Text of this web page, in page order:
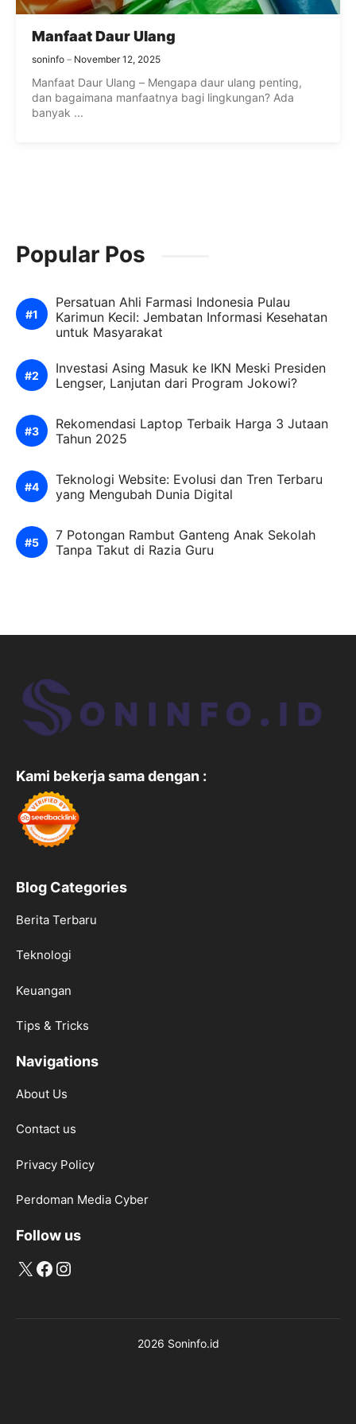
Manfaat Daur Ulang
soninfo November 12, 2025
Manfaat Daur Ulang – Mengapa daur ulang penting,
dan bagaimana manfaatnya bagi lingkungan? Ada
banyak ...
Popular Pos
Persatuan Ahli Farmasi Indonesia Pulau
Karimun Kecil: Jembatan Informasi Kesehatan
untuk Masyarakat
Investasi Asing Masuk ke IKN Meski Presiden
Lengser, Lanjutan dari Program Jokowi?
Rekomendasi Laptop Terbaik Harga 3 Jutaan
Tahun 2025
Teknologi Website: Evolusi dan Tren Terbaru
yang Mengubah Dunia Digital
7 Potongan Rambut Ganteng Anak Sekolah
Tanpa Takut di Razia Guru
Kami bekerja sama dengan :
Blog Categories
Berita Terbaru
Teknologi
Keuangan
Tips & Tricks
Navigations
About Us
Contact us
Privacy Policy
Perdoman Media Cyber
Follow us
X Facebook
Instagram
2026 Soninfo.id